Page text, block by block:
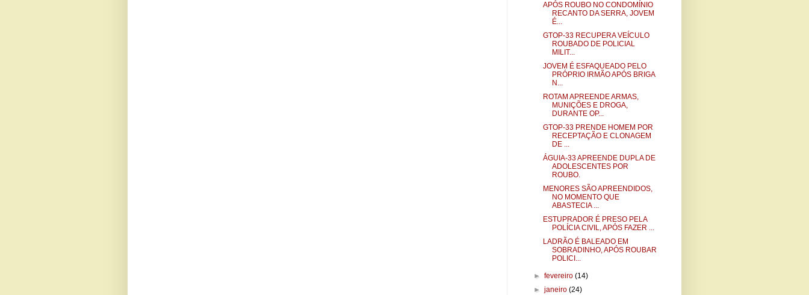
APÓS ROUBO NO CONDOMÍNIO
RECANTO DA SERRA, JOVEM
É...
GTOP-33 RECUPERA VEÍCULO
ROUBADO DE POLICIAL
MILIT...
JOVEM É ESFAQUEADO PELO
PRÓPRIO IRMÃO APÓS BRIGA
N...
ROTAM APREENDE ARMAS,
MUNIÇÕES E DROGA,
DURANTE OP...
GTOP-33 PRENDE HOMEM POR
RECEPTAÇÃO E CLONAGEM
DE ...
ÁGUIA-33 APREENDE DUPLA DE
ADOLESCENTES POR
ROUBO.
MENORES SÃO APREENDIDOS,
NO MOMENTO QUE
ABASTECIA ...
ESTUPRADOR É PRESO PELA
POLÍCIA CIVIL, APÓS FAZER ...
LADRÃO É BALEADO EM
SOBRADINHO, APÓS ROUBAR
POLICI...
►fevereiro(14)
►janeiro(24)